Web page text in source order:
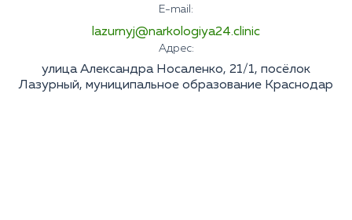
E-mail:
lazurnyj@narkologiya24.clinic
Адрес:
улица Александра Носаленко, 21/1, посёлок
Лазурный, муниципальное образование Краснодар